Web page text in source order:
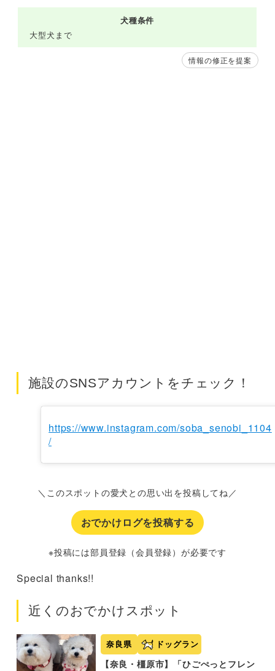
犬種条件
大型犬まで
情報の修正を提案
施設のSNSアカウントをチェック！
https://www.instagram.com/soba_senobi_1104
/
＼このスポットの愛犬との思い出を投稿してね／
おでかけログを投稿する
※投稿には部員登録（会員登録）が必要です
Special thanks!!
近くのおでかけスポット
奈良県 ドッグラン
【奈良・橿原市】「ひごぺっとフレン